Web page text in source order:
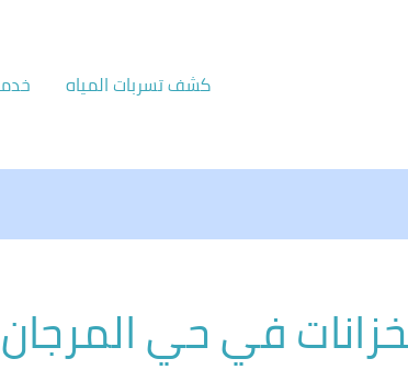
كشف تسربات المياه
في حي المرجان